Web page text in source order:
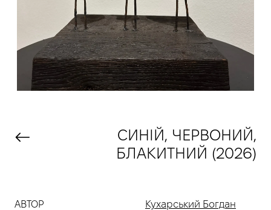
СИНІЙ, ЧЕРВОНИЙ,
БЛАКИТНИЙ (2026)
АВТОР Кухарський Богдан